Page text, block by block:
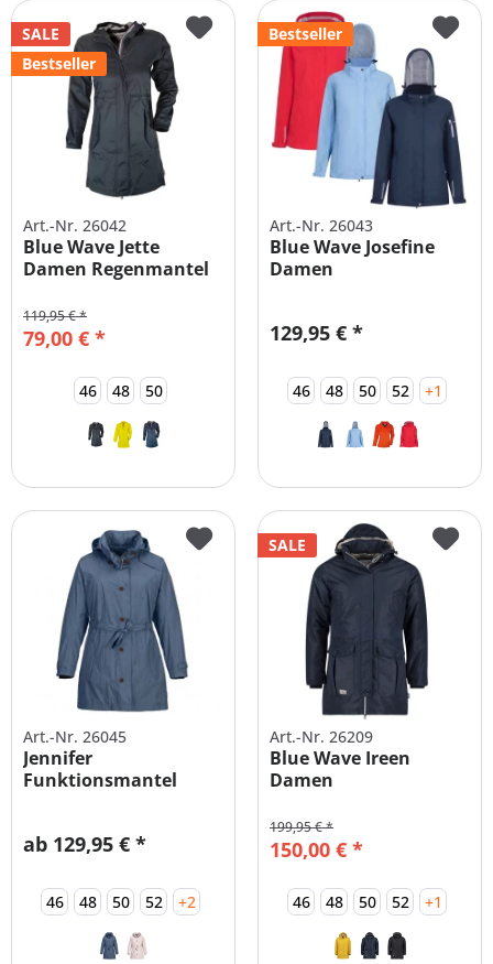
SALE
Bestseller
Art.-Nr. 26042
Blue Wave Jette
Damen Regenmantel
79,00 € *
119,95 € *
46 48 50
Bestseller
Art.-Nr. 26043
Blue Wave Josefine
Damen
129,95 € *
46 48 50 52 +1
Art.-Nr. 26045
Jennifer
Funktionsmantel
ab 129,95 € *
46 48 50 52 +2
SALE
Art.-Nr. 26209
Blue Wave Ireen
Damen
150,00 € *
199,95 € *
46 48 50 52 +1